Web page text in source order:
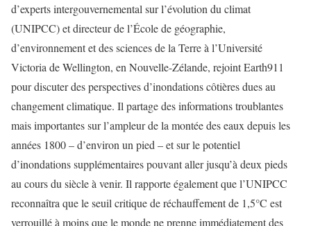
d’experts intergouvernemental sur l’évolution du climat
(UNIPCC) et directeur de l’École de géographie,
d’environnement et des sciences de la Terre à l’Université
Victoria de Wellington, en Nouvelle-Zélande, rejoint Earth911
pour discuter des perspectives d’inondations côtières dues au
changement climatique. Il partage des informations troublantes
mais importantes sur l’ampleur de la montée des eaux depuis les
années 1800 – d’environ un pied – et sur le potentiel
d’inondations supplémentaires pouvant aller jusqu’à deux pieds
au cours du siècle à venir. Il rapporte également que l’UNIPCC
reconnaîtra que le seuil critique de réchauffement de 1,5°C est
verrouillé à moins que le monde ne prenne immédiatement des